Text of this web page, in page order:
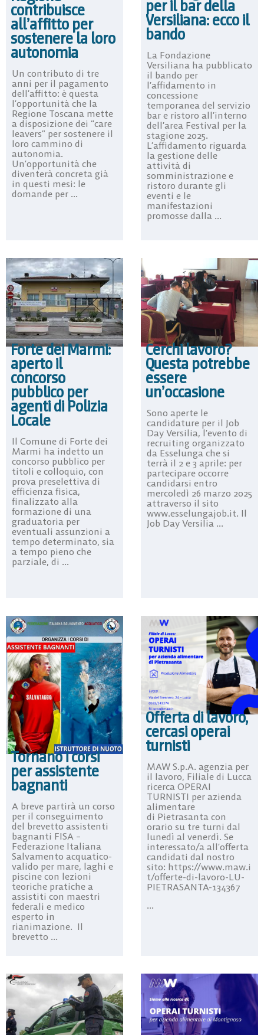
contribuisce
all’affitto per
sostenere la loro
autonomia
Un contributo di tre
anni per il pagamento
dell’affitto: è questa
l’opportunità che la
Regione Toscana mette
a disposizione dei “care
leavers” per sostenere il
loro cammino di
autonomia.
Un’opportunità che
diventerà concreta già
in questi mesi: le
domande per ...
per il bar della
Versiliana: ecco il
bando
La Fondazione
Versiliana ha pubblicato
il bando per
l’affidamento in
concessione
temporanea del servizio
bar e ristoro all’interno
dell’area Festival per la
stagione 2025.
L’affidamento riguarda
la gestione delle
attività di
somministrazione e
ristoro durante gli
eventi e le
manifestazioni
promosse dalla ...
Forte dei Marmi:
aperto il
concorso
pubblico per
agenti di Polizia
Locale
Il Comune di Forte dei
Marmi ha indetto un
concorso pubblico per
titoli e colloquio, con
prova preselettiva di
efficienza fisica,
finalizzato alla
formazione di una
graduatoria per
eventuali assunzioni a
tempo determinato, sia
a tempo pieno che
parziale, di ...
Cerchi lavoro?
Questa potrebbe
essere
un’occasione
Sono aperte le
candidature per il Job
Day Versilia, l’evento di
recruiting organizzato
da Esselunga che si
terrà il 2 e 3 aprile: per
partecipare occorre
candidarsi entro
mercoledì 26 marzo 2025
attraverso il sito
www.esselungajob.it. Il
Job Day Versilia ...
Tornano i corsi
per assistente
bagnanti
A breve partirà un corso
per il conseguimento
del brevetto assistenti
bagnanti FISA –
Federazione Italiana
Salvamento acquatico-
valido per mare, laghi e
piscine con lezioni
teoriche pratiche a
assistiti con maestri
federali e medico
esperto in
rianimazione. Il
brevetto ...
Offerta di lavoro,
cercasi operai
turnisti
MAW S.p.A. agenzia per
il lavoro, Filiale di Lucca
ricerca OPERAI
TURNISTI per azienda
alimentare
di Pietrasanta con
orario su tre turni dal
lunedì al venerdì. Se
interessato/a all’offerta
candidati dal nostro
sito: https://www.maw.i
t/offerte-di-lavoro-LU-
PIETRASANTA-134367
...